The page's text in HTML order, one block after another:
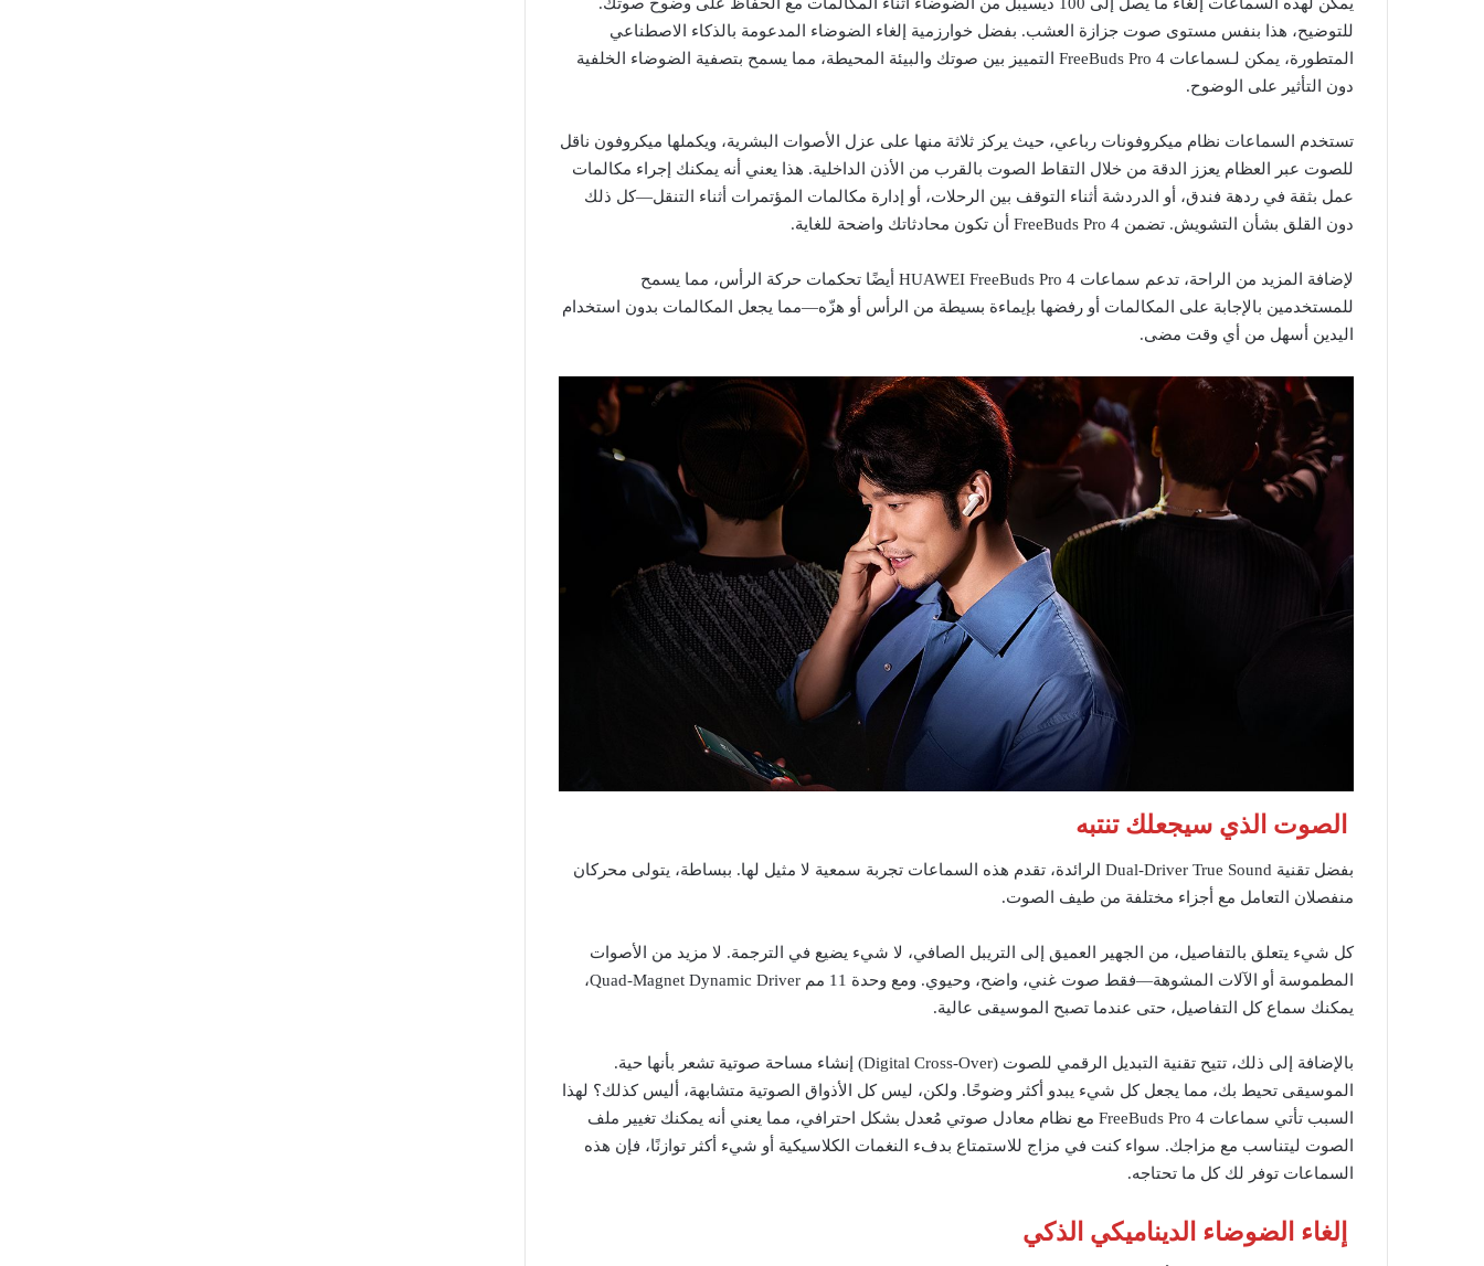
للتوضيح، هذا بنفس مستوى صوت جزازة العشب. بفضل خوارزمية إلغاء الضوضاء المدعومة بالذكاء الاصطناعي
المتطورة، يمكن لـسماعات FreeBuds Pro 4 التمييز بين صوتك والبيئة المحيطة، مما يسمح بتصفية الضوضاء الخلفية
دون التأثير على الوضوح.
تستخدم السماعات نظام ميكروفونات رباعي، حيث يركز ثلاثة منها على عزل الأصوات البشرية، ويكملها ميكروفون ناقل
للصوت عبر العظام يعزز الدقة من خلال التقاط الصوت بالقرب من الأذن الداخلية. هذا يعني أنه يمكنك إجراء مكالمات
عمل بثقة في ردهة فندق، أو الدردشة أثناء التوقف بين الرحلات، أو إدارة مكالمات المؤتمرات أثناء التنقل—كل ذلك
دون القلق بشأن التشويش. تضمن FreeBuds Pro 4 أن تكون محادثاتك واضحة للغاية.
لإضافة المزيد من الراحة، تدعم سماعات HUAWEI FreeBuds Pro 4 أيضًا تحكمات حركة الرأس، مما يسمح
للمستخدمين بالإجابة على المكالمات أو رفضها بإيماءة بسيطة من الرأس أو هزّه—مما يجعل المكالمات بدون استخدام
اليدين أسهل من أي وقت مضى.
الصوت الذي سيجعلك تنتبه
بفضل تقنية Dual-Driver True Sound الرائدة، تقدم هذه السماعات تجربة سمعية لا مثيل لها. ببساطة، يتولى محركان
منفصلان التعامل مع أجزاء مختلفة من طيف الصوت.
كل شيء يتعلق بالتفاصيل، من الجهير العميق إلى التريبل الصافي، لا شيء يضيع في الترجمة. لا مزيد من الأصوات
المطموسة أو الآلات المشوهة—فقط صوت غني، واضح، وحيوي. ومع وحدة 11 مم Quad-Magnet Dynamic Driver،
يمكنك سماع كل التفاصيل، حتى عندما تصبح الموسيقى عالية.
بالإضافة إلى ذلك، تتيح تقنية التبديل الرقمي للصوت (Digital Cross-Over) إنشاء مساحة صوتية تشعر بأنها حية.
الموسيقى تحيط بك، مما يجعل كل شيء يبدو أكثر وضوحًا. ولكن، ليس كل الأذواق الصوتية متشابهة، أليس كذلك؟ لهذا
السبب تأتي سماعات FreeBuds Pro 4 مع نظام معادل صوتي مُعدل بشكل احترافي، مما يعني أنه يمكنك تغيير ملف
الصوت ليتناسب مع مزاجك. سواء كنت في مزاج للاستمتاع بدفء النغمات الكلاسيكية أو شيء أكثر توازنًا، فإن هذه
السماعات توفر لك كل ما تحتاجه.
إلغاء الضوضاء الديناميكي الذكي